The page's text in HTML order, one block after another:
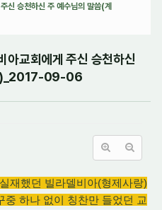
신 승천하신 주 예수님의 말씀(계
교회에게 주신 승천하신
09-06
재했던 빌라델비아(형제사랑)
중 하나 없이 칭찬만 들었던 교